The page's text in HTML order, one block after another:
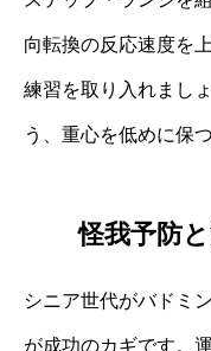
向転換の反応速度を
練習を取り入れまし
う、重心を低めに保
怪我予防
シニア世代がバドミ
が成功のカギです。